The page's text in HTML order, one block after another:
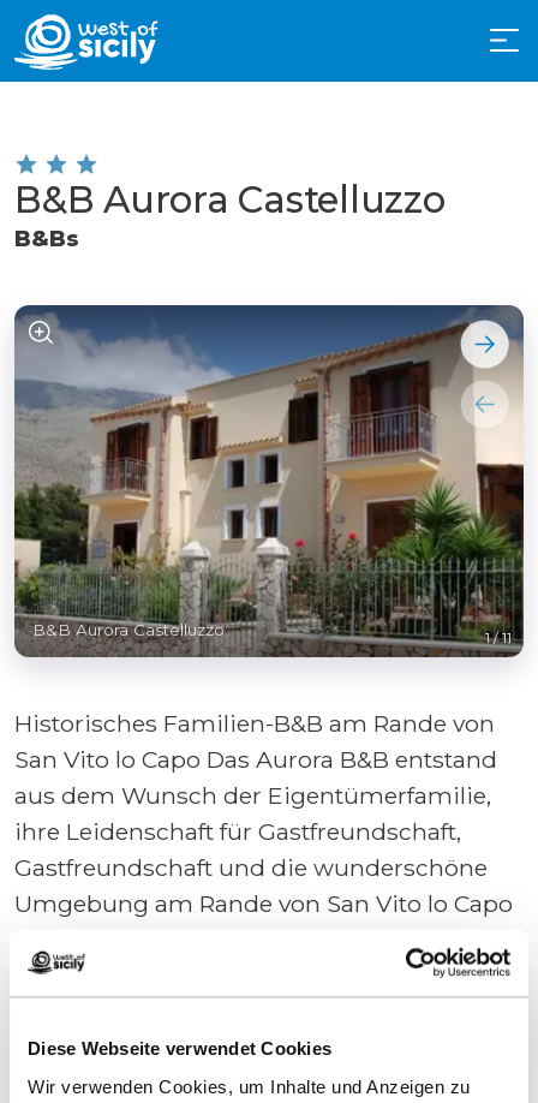
Diese Webseite verwendet Cookies
Wir verwenden Cookies, um Inhalte und Anzeigen zu
B&B Aurora Castelluzzo
B&Bs
B&B Aurora Castelluzzo 1/11
Historisches Familien-B&B am Rande von
San Vito lo Capo Das Aurora B&B entstand
aus dem Wunsch der Eigentümerfamilie,
ihre Leidenschaft für Gastfreundschaft,
Gastfreundschaft und die wunderschöne
Umgebung am Rande von San Vito lo Capo
& Breakfasts in Castelluzzo, einem kleinen
Rande von San Vito lo Capo Das Aurora Bed
& Breakfast im Herzen des Castelluzzo-Tals